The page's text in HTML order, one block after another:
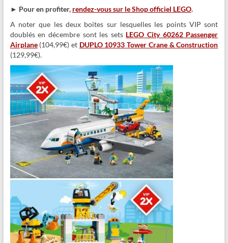
► Pour en profiter, rendez-vous sur le Shop officiel LEGO.
A noter que les deux boites sur lesquelles les points VIP sont
doublés en décembre sont les sets LEGO City 60262 Passenger
Airplane(104,99€) et DUPLO 10933 Tower Crane & Construction
(129,99€).